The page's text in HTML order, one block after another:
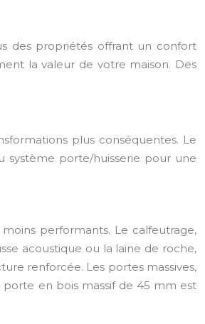
des propriétés offrant un confort
la valeur de votre maison. Des
plus conséquentes. Le
système porte/huisserie pour une
performants. Le calfeutrage,
acoustique ou la laine de roche,
renforcée. Les portes massives,
en bois massif de 45 mm est